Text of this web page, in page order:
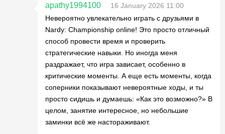
apathy1994100
16 January 2026 11:00
Невероятно увлекательно играть с друзьями в
Nardy: Championship online! Это просто отличный
способ провести время и проверить
стратегические навыки. Но иногда меня
раздражает, что игра зависает, особенно в
критические моменты. А еще есть моменты, когда
соперники показывают невероятные ходы, и ты
просто сидишь и думаешь: «Как это возможно?» В
целом, занятие интересное, но небольшие
заминки всё же настораживают.